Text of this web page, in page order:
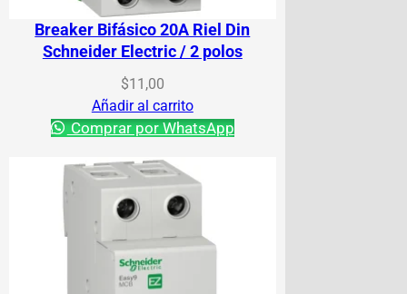
Breaker Bifásico 20A Riel Din
Schneider Electric / 2 polos
$11,00
Añadir al carrito
Comprar por WhatsApp